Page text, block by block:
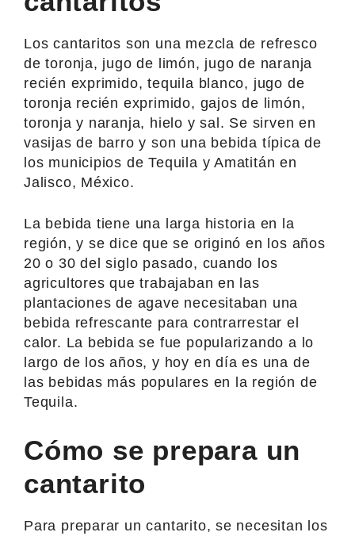
Los cantaritos son una mezcla de refresco
de toronja, jugo de limón, jugo de naranja
recién exprimido, tequila blanco, jugo de
toronja recién exprimido, gajos de limón,
toronja y naranja, hielo y sal. Se sirven en
vasijas de barro y son una bebida típica de
los municipios de Tequila y Amatitán en
Jalisco, México.
La bebida tiene una larga historia en la
región, y se dice que se originó en los años
20 o 30 del siglo pasado, cuando los
agricultores que trabajaban en las
plantaciones de agave necesitaban una
bebida refrescante para contrarrestar el
calor. La bebida se fue popularizando a lo
largo de los años, y hoy en día es una de
las bebidas más populares en la región de
Tequila.
Cómo se prepara un
cantarito
Para preparar un cantarito, se necesitan los